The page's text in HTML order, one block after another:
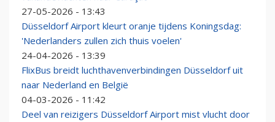
27-05-2026 - 13:43
Düsseldorf Airport kleurt oranje tijdens Koningsdag:
'Nederlanders zullen zich thuis voelen'
24-04-2026 - 13:39
FlixBus breidt luchthavenverbindingen Düsseldorf uit
naar Nederland en België
04-03-2026 - 11:42
Deel van reizigers Düsseldorf Airport mist vlucht door